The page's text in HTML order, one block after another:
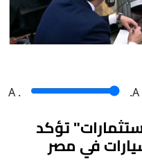
A . .A
تؤكد
في مصر